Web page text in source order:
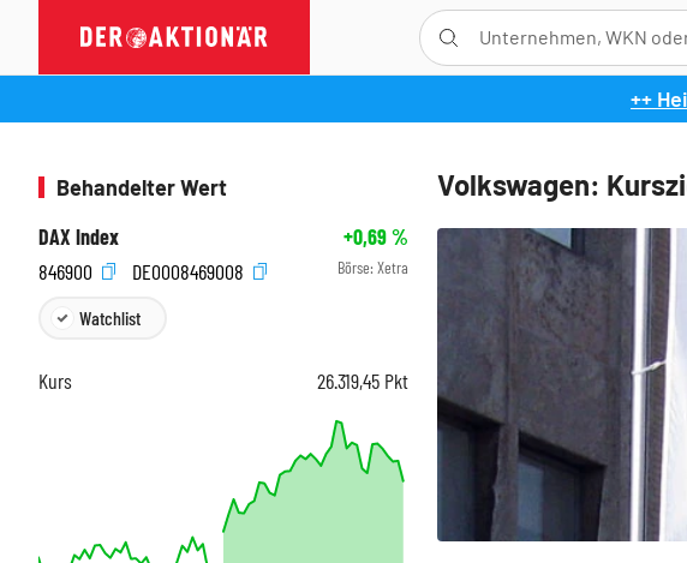
++
Volkswagen:
Behandelter Wert
DAX Index
+0,69%
846900
DE0008469008 Börse: Xetra
Watchlist
Kurs 26.319,45 Pkt